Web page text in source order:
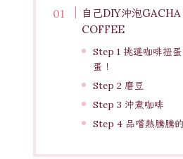
自己DIY沖泡
COFFEE
Step 1 挑選咖啡扭
蛋！
Step 2 磨豆
Step 3 沖煮咖啡
Step 4 品嚐熱騰騰